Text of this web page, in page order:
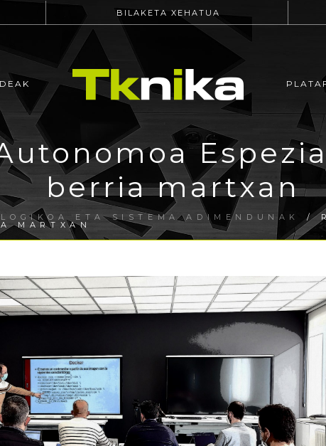
BILAKETA XEHATUA
berria martxan
ETA SISTEMA ADIMENDUNAK /
MARTXAN